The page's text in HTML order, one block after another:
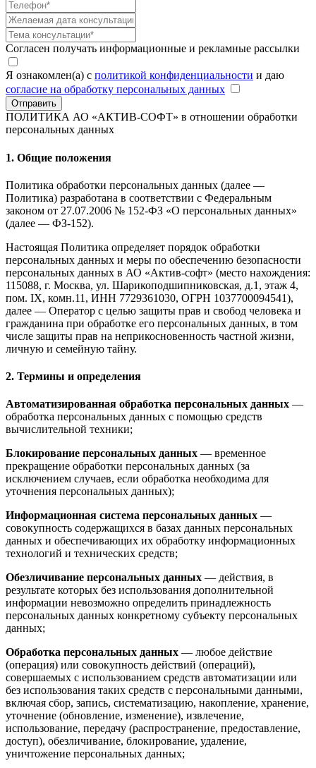
Согласен получать информационные и рекламные рассылки
Я ознакомлен(а) с политикой конфиденциальности и даю
согласие на обработку персональных данных
Отправить
ПОЛИТИКА АО «АКТИВ-СОФТ» в отношении обработки
персональных данных
1. Общие положения
Политика обработки персональных данных (далее —
Политика) разработана в соответствии с Федеральным
законом от 27.07.2006 № 152-ФЗ «О персональных данных»
(далее — ФЗ-152).
Настоящая Политика определяет порядок обработки
персональных данных и меры по обеспечению безопасности
персональных данных в АО «Актив-софт» (место нахождения:
115088, г. Москва, ул. Шарикоподшипниковская, д.1, этаж 4,
пом. IX, комн.11, ИНН 7729361030, ОГРН 1037700094541),
далее — Оператор с целью защиты прав и свобод человека и
гражданина при обработке его персональных данных, в том
числе защиты прав на неприкосновенность частной жизни,
личную и семейную тайну.
2. Термины и определения
Автоматизированная обработка персональных данных —
обработка персональных данных с помощью средств
вычислительной техники;
Блокирование персональных данных — временное
прекращение обработки персональных данных (за
исключением случаев, если обработка необходима для
уточнения персональных данных);
Информационная система персональных данных —
совокупность содержащихся в базах данных персональных
данных и обеспечивающих их обработку информационных
технологий и технических средств;
Обезличивание персональных данных — действия, в
результате которых без использования дополнительной
информации невозможно определить принадлежность
персональных данных конкретному субъекту персональных
данных;
Обработка персональных данных — любое действие
(операция) или совокупность действий (операций),
совершаемых с использованием средств автоматизации или
без использования таких средств с персональными данными,
включая сбор, запись, систематизацию, накопление, хранение,
уточнение (обновление, изменение), извлечение,
использование, передачу (распространение, предоставление,
доступ), обезличивание, блокирование, удаление,
уничтожение персональных данных;